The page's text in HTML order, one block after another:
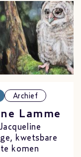
Archief
Lamme
kwetsbare
komen